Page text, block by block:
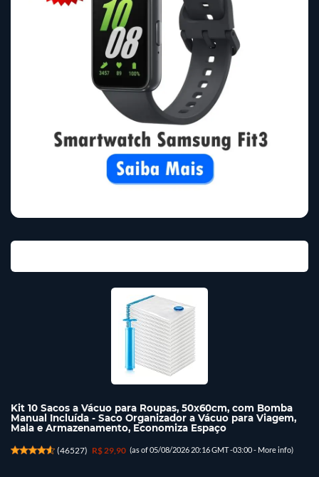
Kit 10 Sacos a Vácuo para Roupas, 50x60cm, com Bomba
Manual Incluída - Saco Organizador a Vácuo para Viagem,
Mala e Armazenamento, Economiza Espaço
(46527) R$ 29,90 (as of 05/08/2026 20:16 GMT -03:00 - More info)